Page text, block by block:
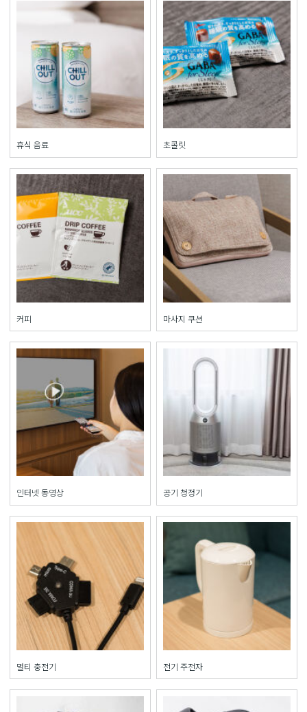
휴식 음료 초콜릿
커피 마사지 쿠션
인터넷 동영상 공기 청정기
멀티 충전기 전기 주전자